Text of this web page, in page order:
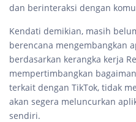
dan berinteraksi dengan
Kendati demikian, masih
berencana mengembangkan
berdasarkan kerangka kerja
mempertimbangkan
terkait dengan TikTok, tidak
akan segera meluncurkan
sendiri.